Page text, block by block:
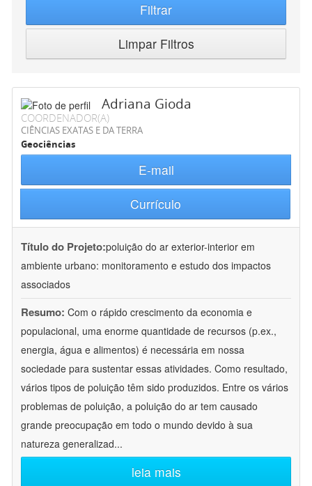
Filtrar
Limpar Filtros
Adriana Gioda
COORDENADOR(A)
CIÊNCIAS EXATAS E DA TERRA
Geociências
E-mail
Currículo
Título do Projeto:poluição do ar exterior-interior em
ambiente urbano: monitoramento e estudo dos impactos
associados
Resumo: Com o rápido crescimento da economia e
populacional, uma enorme quantidade de recursos (p.ex.,
energia, água e alimentos) é necessária em nossa
sociedade para sustentar essas atividades. Como resultado,
vários tipos de poluição têm sido produzidos. Entre os vários
problemas de poluição, a poluição do ar tem causado
grande preocupação em todo o mundo devido à sua
natureza generalizad...
leia mais